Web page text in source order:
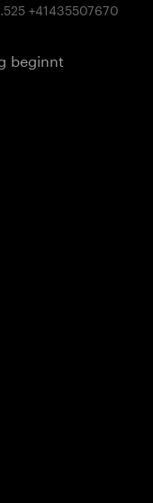
beginnt